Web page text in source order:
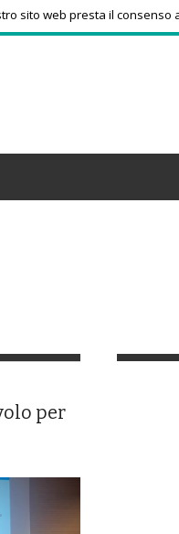
per
sito web presta il consenso